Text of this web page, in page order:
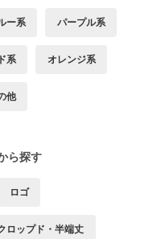
ー系 パープル系
系 オレンジ系
他
ら探す
ロゴ
ロップド・半端丈